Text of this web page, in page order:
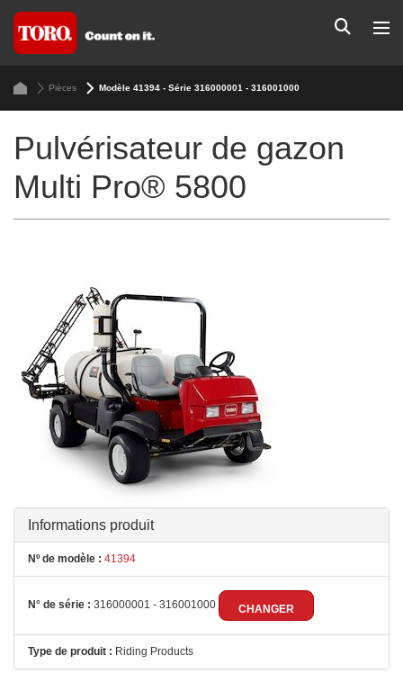
Pièces Modèle 41394 - Série 316000001 - 316001000
Pulvérisateur de gazon
Multi Pro® 5800
Informations produit
Nº de modèle : 41394
N° de série : 316000001 - 316001000 CHANGER
Type de produit : Riding Products